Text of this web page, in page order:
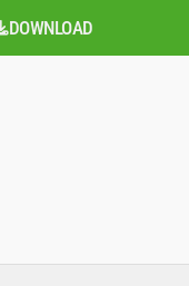
DOWNLOAD